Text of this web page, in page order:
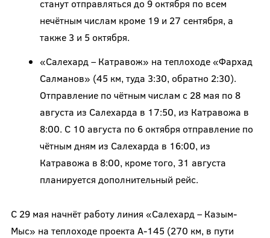
станут отправляться до 9 октября по всем
нечётным числам кроме 19 и 27 сентября, а
также 3 и 5 октября.
«Салехард – Катравож» на теплоходе «Фархад
Салманов» (45 км, туда 3:30, обратно 2:30).
Отправление по чётным числам с 28 мая по 8
августа из Салехарда в 17:50, из Катравожа в
8:00. С 10 августа по 6 октября отправление по
чётным дням из Салехарда в 16:00, из
Катравожа в 8:00, кроме того, 31 августа
планируется дополнительный рейс.
С 29 мая начнёт работу линия «Салехард – Казым-
Мыс» на теплоходе проекта А-145 (270 км, в пути